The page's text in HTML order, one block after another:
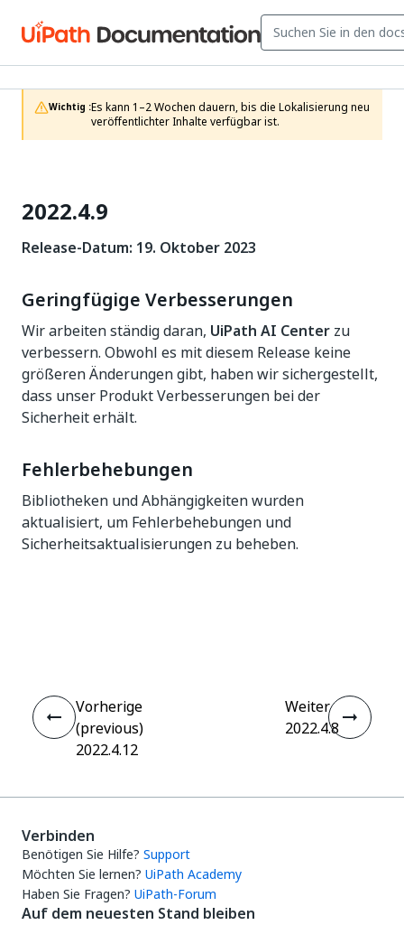
Wichtig :Es kann 1–2 Wochen dauern, bis die Lokalisierung neu
veröffentlichter Inhalte verfügbar ist.
2022.4.9
Release-Datum: 19. Oktober 2023
Geringfügige Verbesserungen
Wir arbeiten ständig daran, UiPath AI Center zu
verbessern. Obwohl es mit diesem Release keine
größeren Änderungen gibt, haben wir sichergestellt,
dass unser Produkt Verbesserungen bei der
Sicherheit erhält.
Fehlerbehebungen
Bibliotheken und Abhängigkeiten wurden
aktualisiert, um Fehlerbehebungen und
Sicherheitsaktualisierungen zu beheben.
Vorherige
(previous)
2022.4.12
Weiter
2022.4.8
Verbinden
Benötigen Sie Hilfe? Support
Möchten Sie lernen? UiPath Academy
Haben Sie Fragen? UiPath-Forum
Auf dem neuesten Stand bleiben